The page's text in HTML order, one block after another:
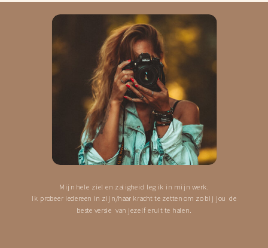
Mijn hele ziel en zaligheid leg ik in mijn werk.
Ik probeer iedereen in zijn/haar kracht te zetten om zo bij jou de
beste versie van jezelf eruit te halen.